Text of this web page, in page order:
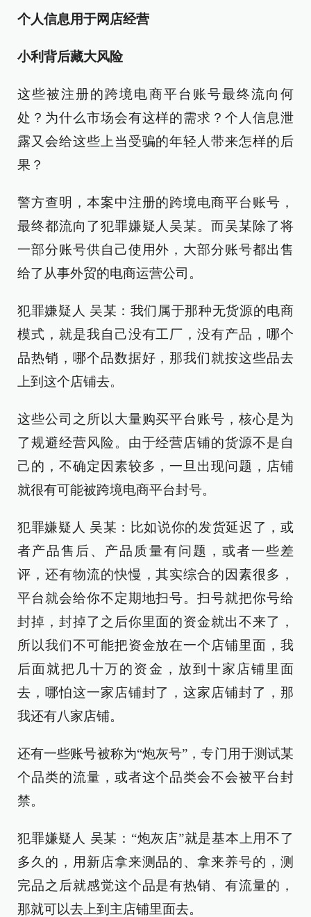
个人信息用于网店经营
小利背后藏大风险
这些被注册的跨境电商平台账号最终流向何
处？为什么市场会有这样的需求？个人信息泄
露又会给这些上当受骗的年轻人带来怎样的后
果？
警方查明，本案中注册的跨境电商平台账号，
最终都流向了犯罪嫌疑人吴某。而吴某除了将
一部分账号供自己使用外，大部分账号都出售
给了从事外贸的电商运营公司。
犯罪嫌疑人 吴某：我们属于那种无货源的电商
模式，就是我自己没有工厂，没有产品，哪个
品热销，哪个品数据好，那我们就按这些品去
上到这个店铺去。
这些公司之所以大量购买平台账号，核心是为
了规避经营风险。由于经营店铺的货源不是自
己的，不确定因素较多，一旦出现问题，店铺
就很有可能被跨境电商平台封号。
犯罪嫌疑人 吴某：比如说你的发货延迟了，或
者产品售后、产品质量有问题，或者一些差
评，还有物流的快慢，其实综合的因素很多，
平台就会给你不定期地扫号。扫号就把你号给
封掉，封掉了之后你里面的资金就出不来了，
所以我们不可能把资金放在一个店铺里面，我
后面就把几十万的资金，放到十家店铺里面
去，哪怕这一家店铺封了，这家店铺封了，那
我还有八家店铺。
还有一些账号被称为“炮灰号”，专门用于测试某
个品类的流量，或者这个品类会不会被平台封
禁。
犯罪嫌疑人 吴某：“炮灰店”就是基本上用不了
多久的，用新店拿来测品的、拿来养号的，测
完品之后就感觉这个品是有热销、有流量的，
那就可以去上到主店铺里面去。